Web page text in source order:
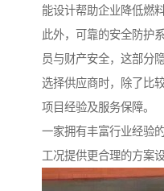
能设计帮助企业降低燃
此外，可靠的安全防护
员与财产安全，这部分
选择供应商时，除了比
项目经验及服务保障。
一家拥有丰富行业经验
工况提供更合理的方案